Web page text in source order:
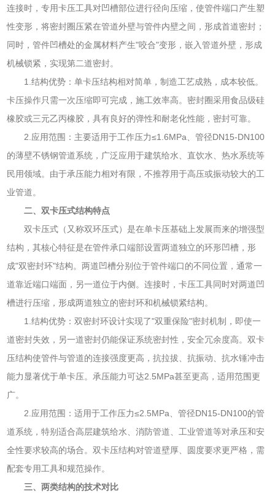
连接时，专用卡压工具对凹槽部位进行径向压缩，使管件端口产生塑
性变形，将密封圈压紧在管道外壁与管件内壁之间，形成首道密封；
同时，管件凹槽处的金属材料产生"咬合"变形，嵌入管道外壁，形成
机械锁紧，实现第二道密封。
1.结构优势：单卡压结构相对简单，制造工艺成熟，成本较低。
卡压操作只需一次压缩即可完成，施工效率高。密封圈采用食品级硅
橡胶或三元乙丙橡胶，具有良好的弹性和耐老化性能，密封可靠。
2.应用范围：主要适用于工作压力≤1.6MPa、管径DN15-DN100
的薄壁不锈钢管道系统，广泛应用于建筑给水、直饮水、热水系统等
民用领域。由于承压能力相对有限，不推荐用于高压或振动较大的工
业管道。
二、双卡压式结构特点
双卡压式（又称双环压式）是在单卡压基础上发展而来的增强型
结构，其核心特征是在管件承口端部设置两道独立的环形凹槽，形
成"双密封环"结构。两道凹槽分别位于管件端口的不同位置，通常一
道靠近端口端面，另一道位于内侧。连接时，卡压工具同时对两道凹
槽进行压缩，形成两道独立的密封环和机械锁紧结构。
1.结构优势：双密封环设计实现了"双重保险"密封机制，即使一
道密封失效，另一道密封仍能保证系统密封性，安全冗余度高。双卡
压结构使管件与管道的连接强度更高，抗拉拔、抗振动、抗水锤冲击
能力显著优于单卡压。承压能力可达2.5MPa甚至更高，适用范围更
广。
2.应用范围：适用于工作压力≤2.5MPa、管径DN15-DN100的管
道系统，特别适合高层建筑给水、消防管道、工业管道等对承压和安
全性要求较高的场合。双卡压结构对管道壁厚、圆度要求更严格，需
配套专用工具和规范操作。
三、两类结构的技术对比